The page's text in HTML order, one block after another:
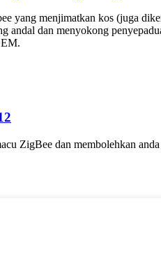
yang menjimatkan kos (juga
andal dan menyokong
ZigBee dan membolehkan